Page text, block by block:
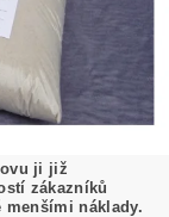
ji již
zákazníků
náklady.